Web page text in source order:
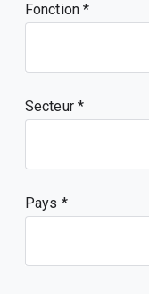
Fonction
Secteur *
Pays *